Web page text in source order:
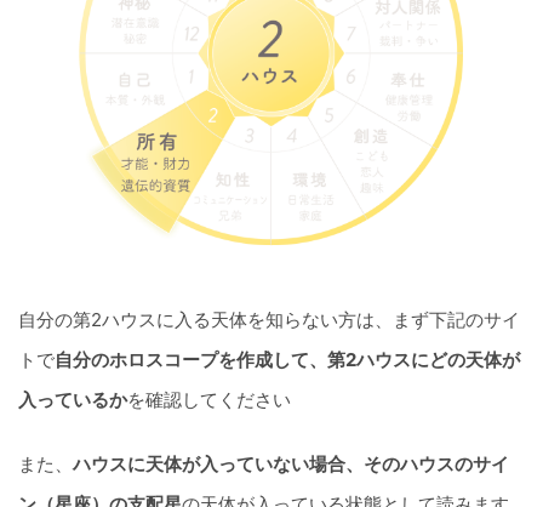
自分の第2ハウスに入る天体を知らない方は、まず下記のサイ
トで自分のホロスコープを作成して、第2ハウスにどの天体が
入っているかを確認してください
また、ハウスに天体が入っていない場合、そのハウスのサイ